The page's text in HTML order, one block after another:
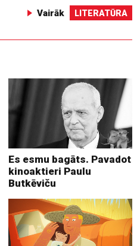
Vairāk LITERATŪRA
Es esmu bagāts. Pavadot
kinoaktieri Paulu
Butkēviču